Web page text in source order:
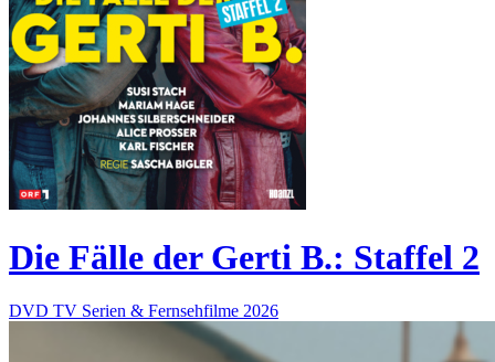
Die Fälle der Gerti B.: Staffel 2
DVD TV Serien & Fernsehfilme 2026